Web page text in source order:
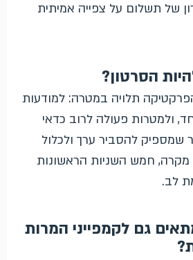
של תשלום על צפייה אמיתית
הסרטון?
תלויה במטרה: למודעות
ולמטרות פעולה לרוב כדאי
שמספיק להסביר ערך ולכלול
מקרה, חמש השניות הראשונות
לב.
גם לקמפייני המרות